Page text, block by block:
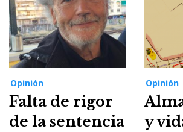
Opinión
Falta de rigor
de la sentencia
Opinión
y